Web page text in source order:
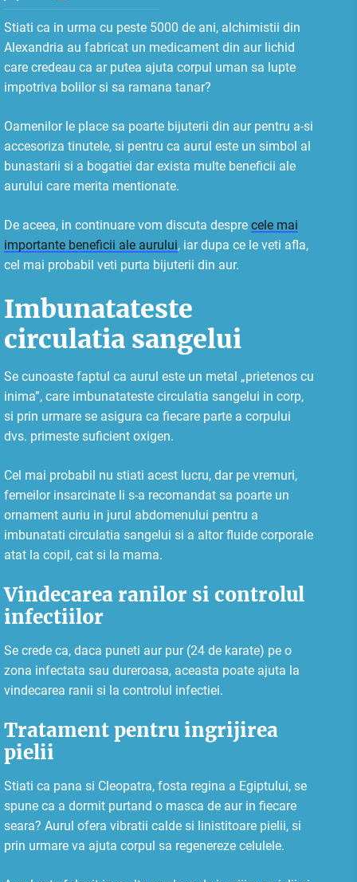
Stiati ca in urma cu peste 5000 de ani, alchimistii din
Alexandria au fabricat un medicament din aur lichid
care credeau ca ar putea ajuta corpul uman sa lupte
impotriva bolilor si sa ramana tanar?
Oamenilor le place sa poarte bijuterii din aur pentru a-si
accesoriza tinutele, si pentru ca aurul este un simbol al
bunastarii si a bogatiei dar exista multe beneficii ale
aurului care merita mentionate.
De aceea, in continuare vom discuta despre cele mai
importante beneficii ale aurului, iar dupa ce le veti afla,
cel mai probabil veti purta bijuterii din aur.
Imbunatateste
circulatia sangelui
Se cunoaste faptul ca aurul este un metal „prietenos cu
inima”, care imbunatateste circulatia sangelui in corp,
si prin urmare se asigura ca fiecare parte a corpului
dvs. primeste suficient oxigen.
Cel mai probabil nu stiati acest lucru, dar pe vremuri,
femeilor insarcinate li s-a recomandat sa poarte un
ornament auriu in jurul abdomenului pentru a
imbunatati circulatia sangelui si a altor fluide corporale
atat la copil, cat si la mama.
Vindecarea ranilor si controlul
infectiilor
Se crede ca, daca puneti aur pur (24 de karate) pe o
zona infectata sau dureroasa, aceasta poate ajuta la
vindecarea ranii si la controlul infectiei.
Tratament pentru ingrijirea
pielii
Stiati ca pana si Cleopatra, fosta regina a Egiptului, se
spune ca a dormit purtand o masca de aur in fiecare
seara? Aurul ofera vibratii calde si linistitoare pielii, si
prin urmare va ajuta corpul sa regenereze celulele.